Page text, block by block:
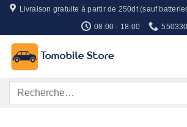
Passer
contenu
Livraison gratuite à partir de 250dt (sauf
08:00 - 18:00
Recherche